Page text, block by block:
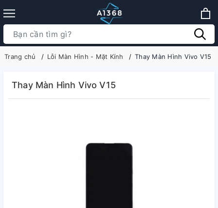
Trang chủ Lỗi Màn Hình - Mặt Kính Thay Màn Hình Vivo V15
Thay Màn Hình Vivo V15